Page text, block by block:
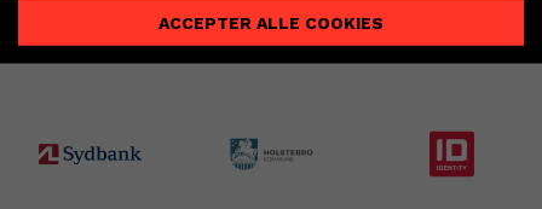
ACCEPTER ALLE COOKIES